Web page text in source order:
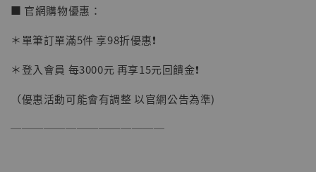
NT$ 5,300
■ 官網購物優惠：
＊單筆訂單滿5件 享98折優惠❗️
＊登入會員 每3000元 再享15元回饋金❗️
（優惠活動可能會有調整 以官網公告為準)
──────────────